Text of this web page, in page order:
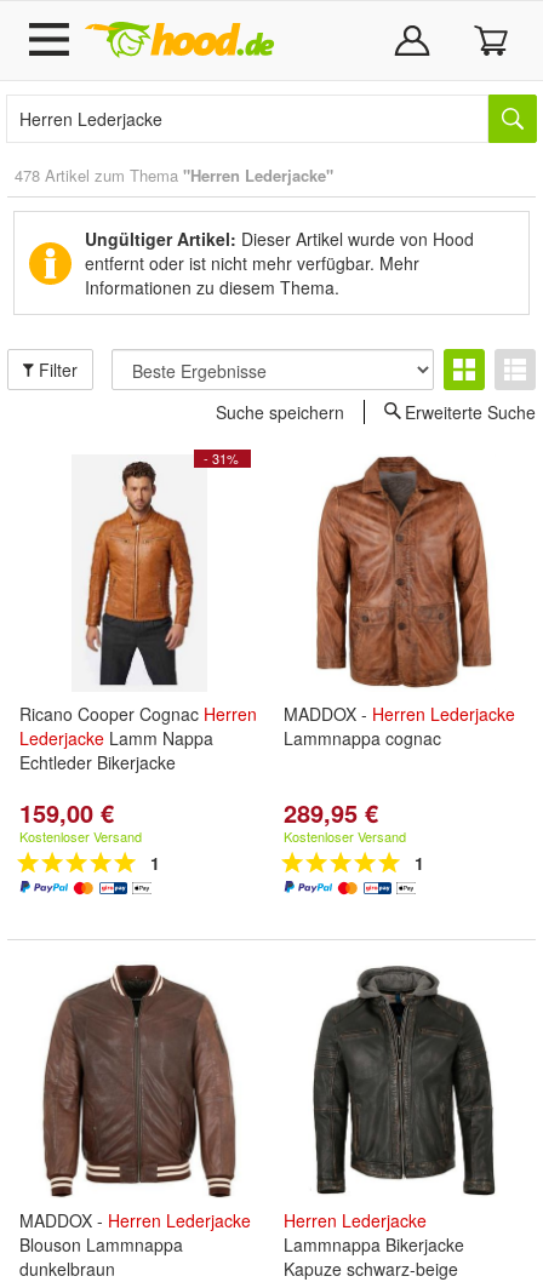
478 Artikel zum Thema "Herren Lederjacke"
Ungültiger Artikel: Dieser Artikel wurde von Hood
entfernt oder ist nicht mehr verfügbar. Mehr
Informationen zu diesem Thema.
Filter
Suche speichern
Erweiterte Suche
- 31%
Ricano Cooper Cognac Herren
Lederjacke Lamm Nappa
Echtleder Bikerjacke
159,00 €
Kostenloser Versand
1
MADDOX - Herren Lederjacke
Lammnappa cognac
289,95 €
Kostenloser Versand
1
MADDOX - Herren Lederjacke
Blouson Lammnappa
dunkelbraun
Herren Lederjacke
Lammnappa Bikerjacke
Kapuze schwarz-beige